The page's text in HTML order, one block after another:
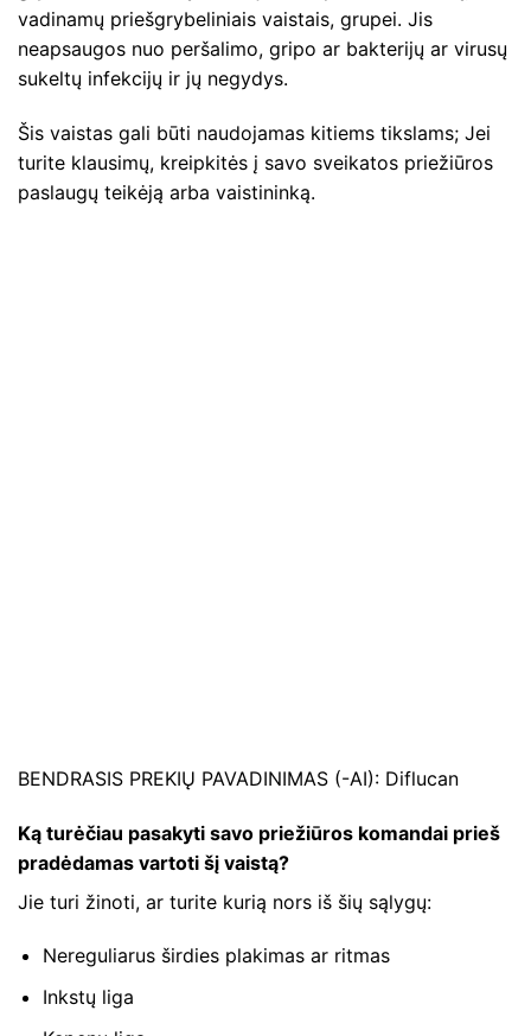
vadinamų priešgrybeliniais vaistais, grupei. Jis
neapsaugos nuo peršalimo, gripo ar bakterijų ar virusų
sukeltų infekcijų ir jų negydys.
Šis vaistas gali būti naudojamas kitiems tikslams; Jei
turite klausimų, kreipkitės į savo sveikatos priežiūros
paslaugų teikėją arba vaistininką.
BENDRASIS PREKIŲ PAVADINIMAS (-AI): Diflucan
Ką turėčiau pasakyti savo priežiūros komandai prieš
pradėdamas vartoti šį vaistą?
Jie turi žinoti, ar turite kurią nors iš šių sąlygų:
Nereguliarus širdies plakimas ar ritmas
Inkstų liga